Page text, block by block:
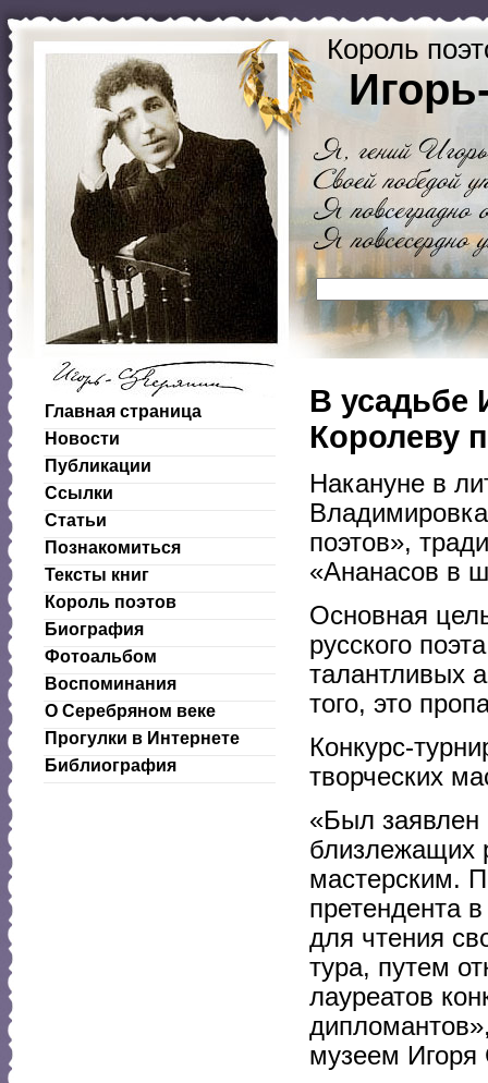
Король
Главная страница
Новости
Публикации
Ссылки
Статьи
Познакомиться
Тексты книг
Король поэтов
Биография
Фотоальбом
Воспоминания
О Серебряном веке
Прогулки в Интернете
Библиография
В усадьбе
Королеву
Накануне в
поэтов»,
«Ананасов в
Основная
русского
талантливых
того, это
Конкурс-
творческих
«Был заявлен
близлежащих
мастерским.
претендента
для чтения
тура, путем
лауреатов
музеем